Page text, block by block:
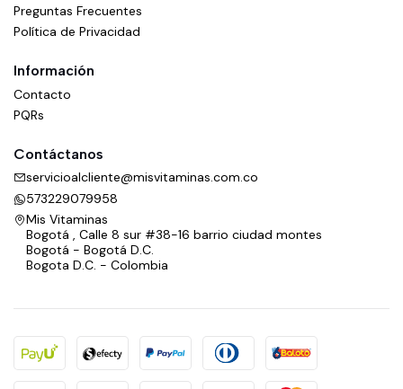
Preguntas Frecuentes
Política de Privacidad
Información
Contacto
PQRs
Contáctanos
servicioalcliente@misvitaminas.com.co
573229079958
Mis Vitaminas
Bogotá , Calle 8 sur #38-16 barrio ciudad montes
Bogotá - Bogotá D.C.
Bogota D.C. - Colombia